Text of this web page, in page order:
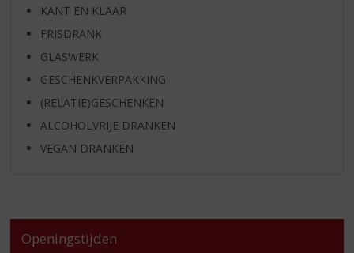
KANT EN KLAAR
FRISDRANK
GLASWERK
GESCHENKVERPAKKING
(RELATIE)GESCHENKEN
ALCOHOLVRIJE DRANKEN
VEGAN DRANKEN
Openingstijden